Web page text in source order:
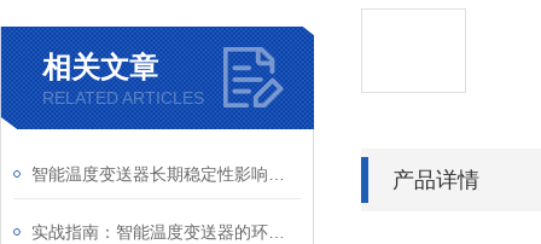
相关文章
RELATED ARTICLES
产品详情